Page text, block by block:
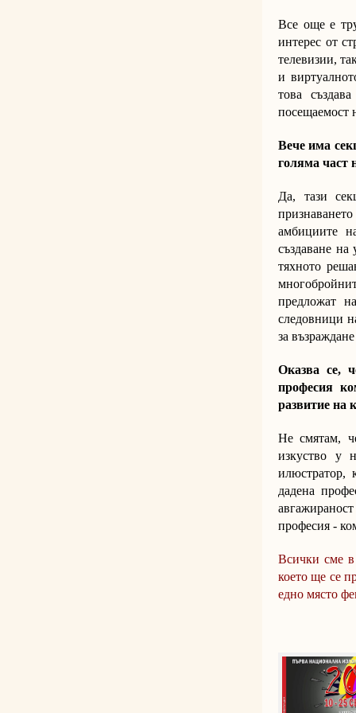
Все още е
интерес от
телевизии,
и
това
посещаемост
Вече има
голяма част
Да, тази
амбициите
създаване на
тяхното
предложат
следовници
за
Оказва се,
професия
развитие на
Не смятам,
изкуство у
илюстратор,
дадена
професия -
Всички сме в
което ще се
едно място